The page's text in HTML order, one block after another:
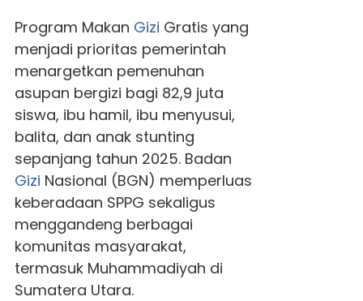
Program Makan Gizi Gratis yang
menjadi prioritas pemerintah
menargetkan pemenuhan
asupan bergizi bagi 82,9 juta
siswa, ibu hamil, ibu menyusui,
balita, dan anak stunting
sepanjang tahun 2025. Badan
Gizi Nasional (BGN) memperluas
keberadaan SPPG sekaligus
menggandeng berbagai
komunitas masyarakat,
termasuk Muhammadiyah di
Sumatera Utara.